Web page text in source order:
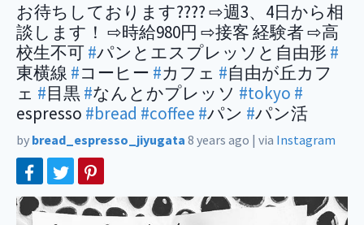
お待ちしております???? ⇨週3、4日から相
談します！ ⇨時給980円 ⇨接客 経験者 ⇨高
校生不可#パンとエスプレッソと自由形 #
東横線 #コーヒー #カフェ #自由が丘カフ
ェ #目黒#なんとかプレッソ #tokyo #
espresso #bread #coffee #パン #パン活
by bread_espresso_jiyugata 8 years ago | via Instagram